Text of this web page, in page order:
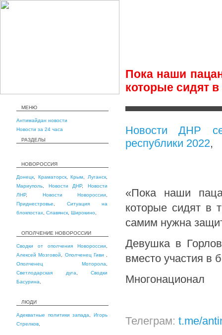
Пока наши
которые сидят
МЕНЮ
Антимайдан новости
Новости за 24 часа
РАЗДЕЛЫ
НОВОРОССИЯ
Донецк Краматорск,Крым Луганск
Мариуполь
Новости ДНР,Новости
ЛНР, Новости Новороссии
Приднестровье
Ситуация на
блокпостах Славянск Широкино
ОПОЛЧЕНИЕ НОВОРОССИИ
Сводки от ополчения Новороссии
Алексей Мозговой
Ополченец Гиви
Ополченец Моторола
Светлодарская дуга
Сводки
Басурина
ЛЮДИ
Адекватные политики запада ,Игорь
Стрелков
Новости ДНР
республики 2022,
«Пока наши
которые сидят в
самим нужна
Девушка в
вместо участия в
Многонационал
Телеграм: t.me/